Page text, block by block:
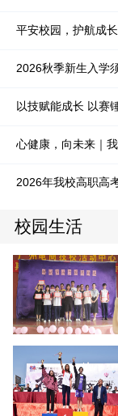
2026秋季新生入学
以技赋能成长 以赛
心健康，向未来｜
2026年我校高职高
校园生活